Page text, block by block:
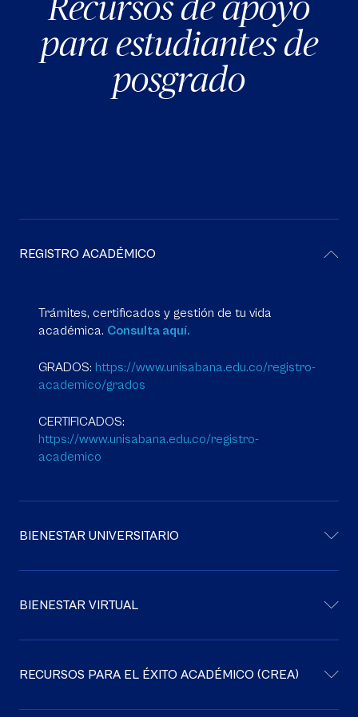
para estudiantes de
posgrado
REGISTRO ACADÉMICO
Trámites, certificados y gestión de tu vida
académica. Consulta aquí.
GRADOS: https://www.unisabana.edu.co/registro-
academico/grados
CERTIFICADOS:
https://www.unisabana.edu.co/registro-
academico
BIENESTAR UNIVERSITARIO
BIENESTAR VIRTUAL
RECURSOS PARA EL ÉXITO ACADÉMICO (CREA)